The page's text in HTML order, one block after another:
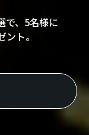
で、5名様に
ト。